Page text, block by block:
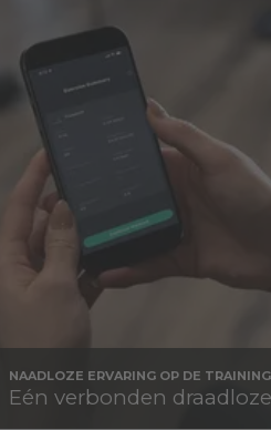
NAADLOZE ERVARING OP DE
Eén verbonden